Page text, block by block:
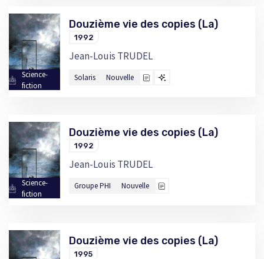
Science-
fiction
Douzième vie des copies (La)
1992
Jean-Louis TRUDEL
Solaris Nouvelle
Science-
fiction
Douzième vie des copies (La)
1992
Jean-Louis TRUDEL
Groupe PHI Nouvelle
Douzième vie des copies (La)
1995